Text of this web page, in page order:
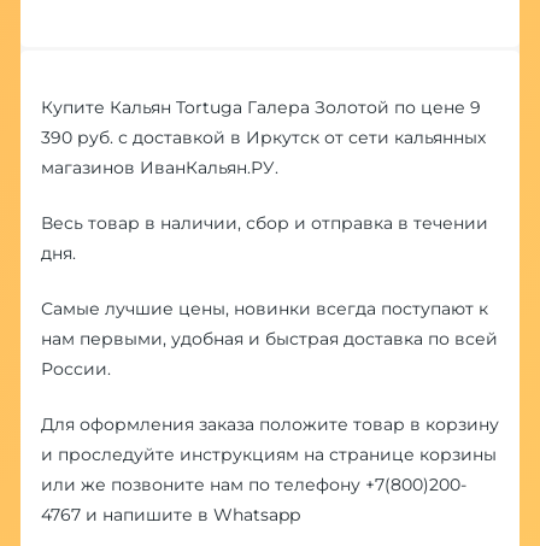
Купите Кальян Tortuga Галера Золотой по цене 9
390 руб. с доставкой в Иркутск от сети кальянных
магазинов ИванКальян.РУ.
Весь товар в наличии, сбор и отправка в течении
дня.
Самые лучшие цены, новинки всегда поступают к
нам первыми, удобная и быстрая доставка по всей
России.
Для оформления заказа положите товар в корзину
и проследуйте инструкциям на странице корзины
или же позвоните нам по телефону +7(800)200-
4767и напишите в Whatsapp